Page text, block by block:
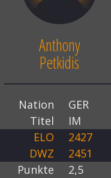
Anthony
Petkidis
Nation
GER
Titel
IM
ELO
2427
DWZ
2451
Punkte
2,5